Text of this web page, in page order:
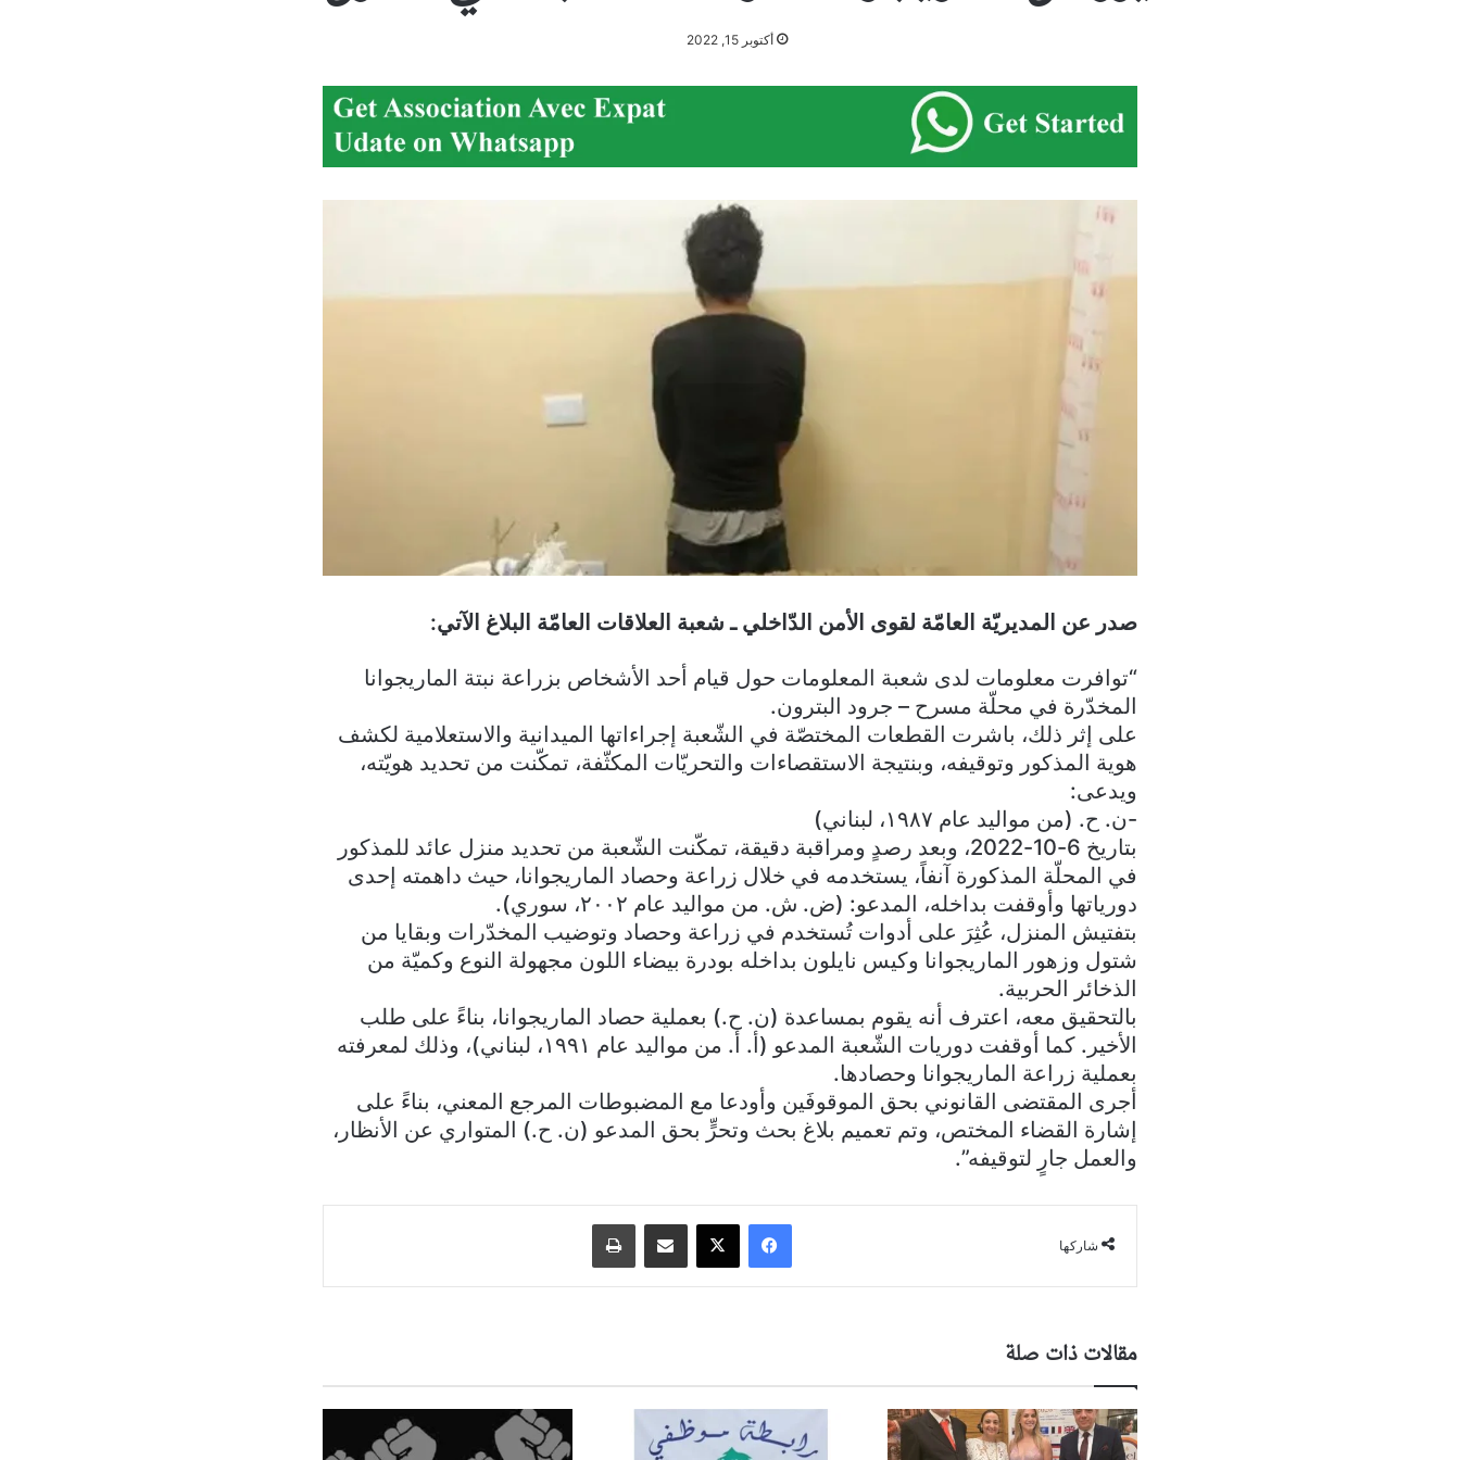
أكتوبر 15, 2022
صدر عن المديريّة العامّة لقوى الأمن الدّاخلي ـ شعبة العلاقات العامّة البلاغ الآتي:
“توافرت معلومات لدى شعبة المعلومات حول قيام أحد الأشخاص بزراعة نبتة الماريجوانا
المخدّرة في محلّة مسرح – جرود البترون.
على إثر ذلك، باشرت القطعات المختصّة في الشّعبة إجراءاتها الميدانية والاستعلامية لكشف
هوية المذكور وتوقيفه، وبنتيجة الاستقصاءات والتحريّات المكثّفة، تمكّنت من تحديد هويّته،
ويدعى:
-ن. ح. (من مواليد عام ١٩٨٧، لبناني)
بتاريخ 6-10-2022، وبعد رصدٍ ومراقبة دقيقة، تمكّنت الشّعبة من تحديد منزل عائد للمذكور
في المحلّة المذكورة آنفاً، يستخدمه في خلال زراعة وحصاد الماريجوانا، حيث داهمته إحدى
دورياتها وأوقفت بداخله، المدعو: (ض. ش. من مواليد عام ۲۰۰۲، سوري).
بتفتيش المنزل، عُثِرَ على أدوات تُستخدم في زراعة وحصاد وتوضيب المخدّرات وبقايا من
شتول وزهور الماريجوانا وكيس نايلون بداخله بودرة بيضاء اللون مجهولة النوع وكميّة من
الذخائر الحربية.
بالتحقيق معه، اعترف أنه يقوم بمساعدة (ن. ح.) بعملية حصاد الماريجوانا، بناءً على طلب
الأخير. كما أوقفت دوريات الشّعبة المدعو (أ. أ. من مواليد عام ١٩٩١، لبناني)، وذلك لمعرفته
بعملية زراعة الماريجوانا وحصادها.
أجرى المقتضى القانوني بحق الموقوفَين وأودعا مع المضبوطات المرجع المعني، بناءً على
إشارة القضاء المختص، وتم تعميم بلاغ بحث وتحرٍّ بحق المدعو (ن. ح.) المتواري عن الأنظار،
والعمل جارٍ لتوقيفه”.
شاركها
فيسبوك ‫X مشاركة عبر البريد طباعة
مقالات ذات صلة